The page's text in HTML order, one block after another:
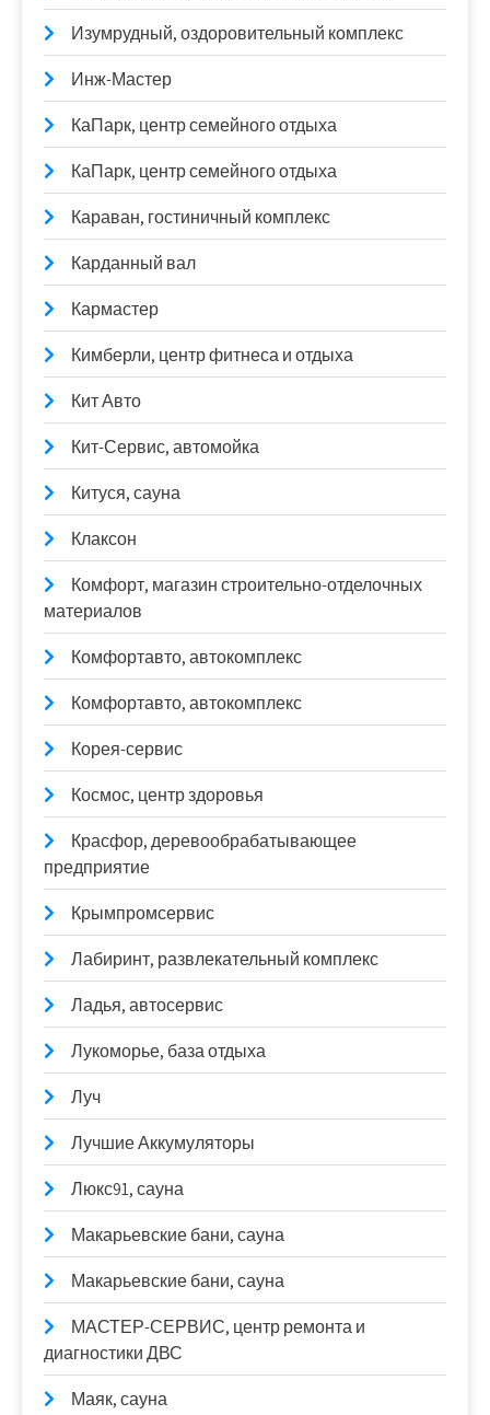
Изумрудный, оздоровительный комплекс
Инж-Мастер
КаПарк, центр семейного отдыха
КаПарк, центр семейного отдыха
Караван, гостиничный комплекс
Карданный вал
Кармастер
Кимберли, центр фитнеса и отдыха
Кит Авто
Кит-Сервис, автомойка
Китуся, сауна
Клаксон
Комфорт, магазин строительно-отделочных
материалов
Комфортавто, автокомплекс
Комфортавто, автокомплекс
Корея-сервис
Космос, центр здоровья
Красфор, деревообрабатывающее
предприятие
Крымпромсервис
Лабиринт, развлекательный комплекс
Ладья, автосервис
Лукоморье, база отдыха
Луч
Лучшие Аккумуляторы
Люкс91, сауна
Макарьевские бани, сауна
Макарьевские бани, сауна
МАСТЕР-СЕРВИС, центр ремонта и
диагностики ДВС
Маяк, сауна